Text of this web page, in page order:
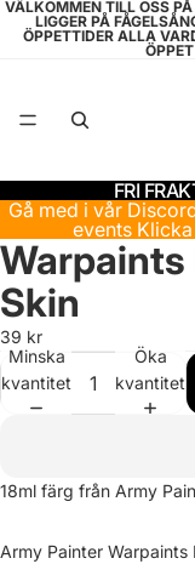
VÄLKOMMEN TILL OSS
LIGGER PÅ
ÖPPETTIDER ALLA
FRI
Gå med i vår
events
Warpaints
Skin
39 kr
Minska
kvantitet
Öka
kvantitet
18ml färg från Army
Army Painter